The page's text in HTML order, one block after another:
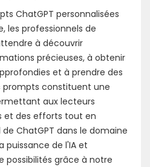
ChatGPT personnalisées
les professionnels de
à découvrir
précieuses, à obtenir
et à prendre des
prompts constituent une
aux lecteurs
et des efforts tout en
ChatGPT dans le domaine
puissance de l'IA et
possibilités grâce à notre